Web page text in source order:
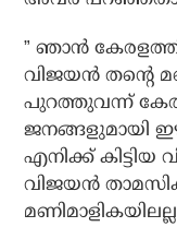
” ഞാന്‍
വിജയന്‍ തന്റെ
പുറത്തുവന്ന്
ജനങ്ങളുമായി
എനിക്ക് കിട്ടിയ
വിജയന്‍